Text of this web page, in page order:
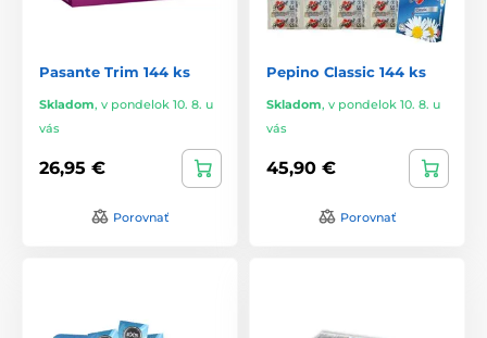
Pasante Trim 144 ks
Skladom, v pondelok 10. 8. u
vás
26,95 €
Porovnať
Pepino Classic 144 ks
Skladom, v pondelok 10. 8. u
vás
45,90 €
Porovnať